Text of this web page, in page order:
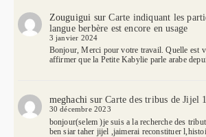
Zouguigui surCarte indiquant les
langue berbère est encore en usage
3 janvier 2024
Bonjour, Merci pour votre travail. Quelle est
affirmer que la Petite Kabylie parle arabe
meghachi surCarte des tribus de Jijel
30 décembre 2023
bonjour(selem )je suis a la recherche des
ben siar taher jijel ,jaimerai reconstituer